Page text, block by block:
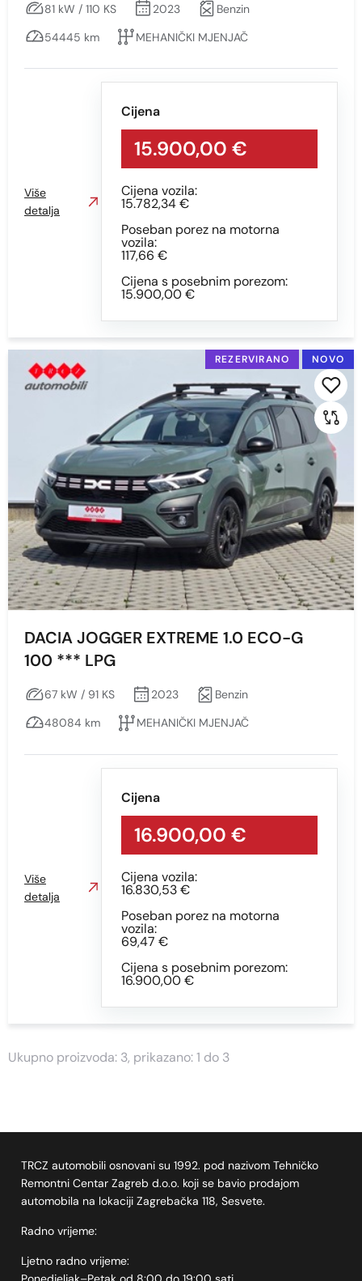
Prikaži Obriši
81 kW / 110 KS 2023
Benzin
54445 km
MEHANIČKI MJENJAČ
Cijena
15.900,00 €
Cijena vozila:
15.782,34 €
Poseban porez na motorna
vozila:
117,66 €
Cijena s posebnim porezom:
15.900,00 €
Više
detalja
REZERVIRANO NOVO
DACIA JOGGER EXTREME 1.0 ECO-G
100 *** LPG
67 kW / 91 KS 2023
Benzin
48084 km
MEHANIČKI MJENJAČ
Cijena
16.900,00 €
Cijena vozila:
16.830,53 €
Poseban porez na motorna
vozila:
69,47 €
Cijena s posebnim porezom:
16.900,00 €
Više
detalja
Ukupno proizvoda: 3, prikazano: 1 do 3
TRCZ automobili osnovani su 1992. pod nazivom Tehničko
Remontni Centar Zagreb d.o.o. koji se bavio prodajom
automobila na lokaciji Zagrebačka 118, Sesvete.
Radno vrijeme:
Ljetno radno vrijeme: